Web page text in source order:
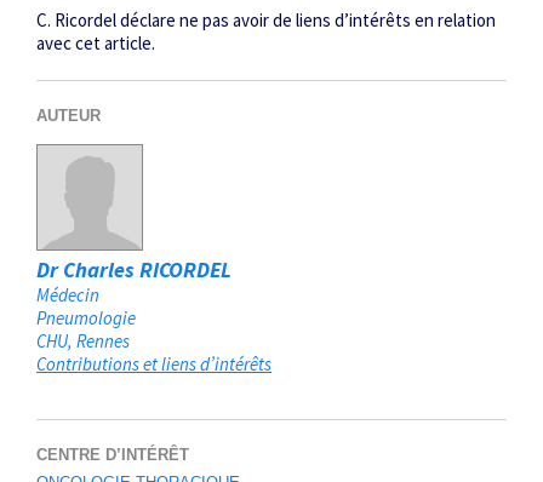
C. Ricordel déclare ne pas avoir de liens d’intérêts en relation
avec cet article.
AUTEUR
Dr Charles RICORDEL
Médecin
Pneumologie
CHU Rennes
Contributions et liens d’intérêts
CENTRE D’INTÉRÊT